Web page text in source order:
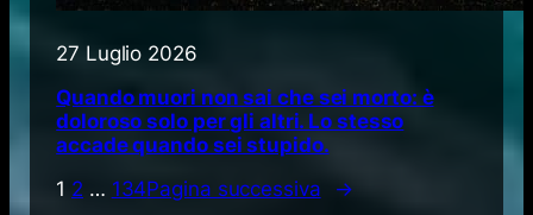
27 Luglio 2026
Quando muori non sai che sei morto: è
doloroso solo per gli altri. Lo stesso
accade quando sei stupido.
1 2 … 134Pagina successiva →